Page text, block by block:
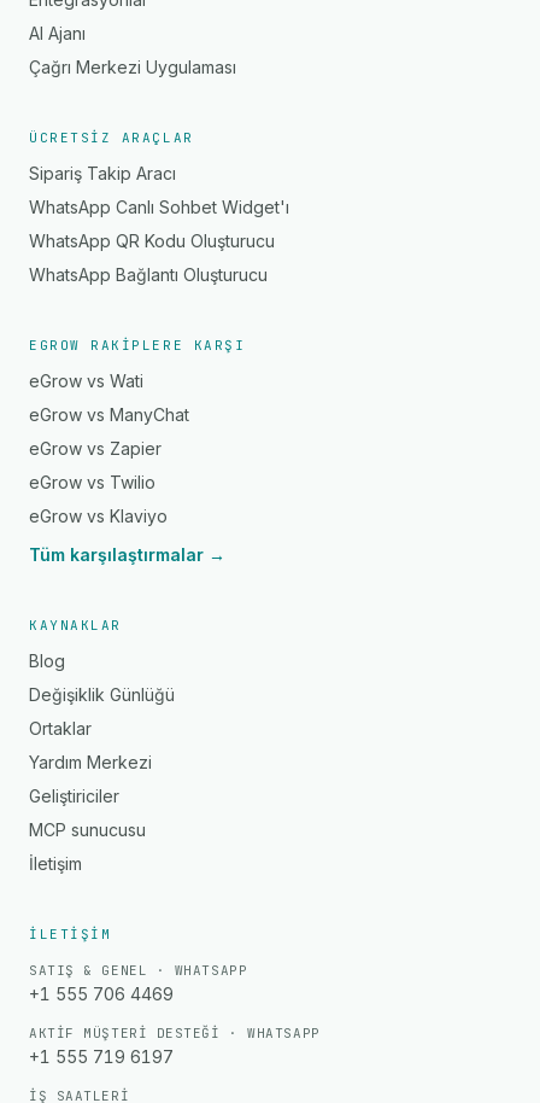
AI Ajanı
Çağrı Merkezi Uygulaması
ÜCRETSIZ ARAÇLAR
Sipariş Takip Aracı
WhatsApp Canlı Sohbet Widget'ı
WhatsApp QR Kodu Oluşturucu
WhatsApp Bağlantı Oluşturucu
EGROW RAKIPLERE KARŞI
eGrow vs Wati
eGrow vs ManyChat
eGrow vs Zapier
eGrow vs Twilio
eGrow vs Klaviyo
Tüm karşılaştırmalar →
KAYNAKLAR
Blog
Değişiklik Günlüğü
Ortaklar
Yardım Merkezi
Geliştiriciler
MCP sunucusu
İletişim
İLETIŞIM
SATIŞ & GENEL · WHATSAPP
+1 555 706 4469
AKTIF MÜŞTERI DESTEĞI · WHATSAPP
+1 555 719 6197
İŞ SAATLERI